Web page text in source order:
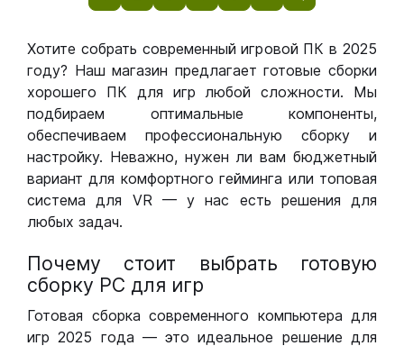
Хотите собрать современный игровой ПК в 2025
году? Наш магазин предлагает готовые сборки
хорошего ПК для игр любой сложности. Мы
подбираем оптимальные компоненты,
обеспечиваем профессиональную сборку и
настройку. Неважно, нужен ли вам бюджетный
вариант для комфортного гейминга или топовая
система для VR — у нас есть решения для
любых задач.
Почему стоит выбрать готовую
сборку РС для игр
Готовая сборка современного компьютера для
игр 2025 года — это идеальное решение для